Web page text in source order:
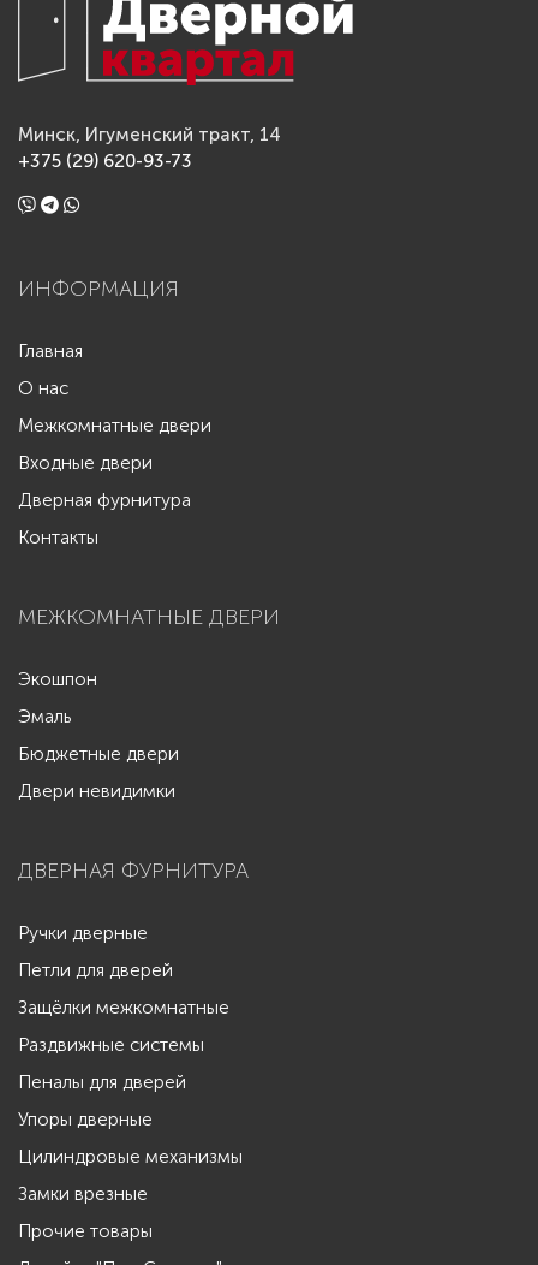
Минск, Игуменский тракт, 14
+375 (29) 620-93-73
ИНФОРМАЦИЯ
Главная
О нас
Межкомнатные двери
Входные двери
Дверная фурнитура
Контакты
МЕЖКОМНАТНЫЕ ДВЕРИ
Экошпон
Эмаль
Бюджетные двери
Двери невидимки
ДВЕРНАЯ ФУРНИТУРА
Ручки дверные
Петли для дверей
Защёлки межкомнатные
Раздвижные системы
Пеналы для дверей
Упоры дверные
Цилиндровые механизмы
Замки врезные
Прочие товары